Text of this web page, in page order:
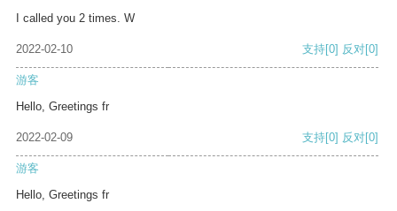
I called you 2 times. W
2022-02-10 支持[0] 反对[0]
游客
Hello, Greetings fr
2022-02-09 支持[0] 反对[0]
游客
Hello, Greetings fr